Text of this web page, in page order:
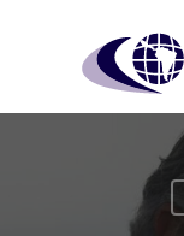
content